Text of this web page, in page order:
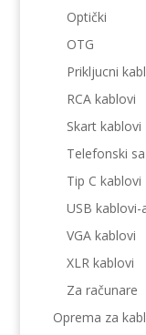
Optički
OTG
Prikljucni
RCA kablovi
Skart kablovi
Telefonski
Tip C kablovi
USB kablovi-
VGA kablovi
XLR kablovi
Za računare
Oprema za